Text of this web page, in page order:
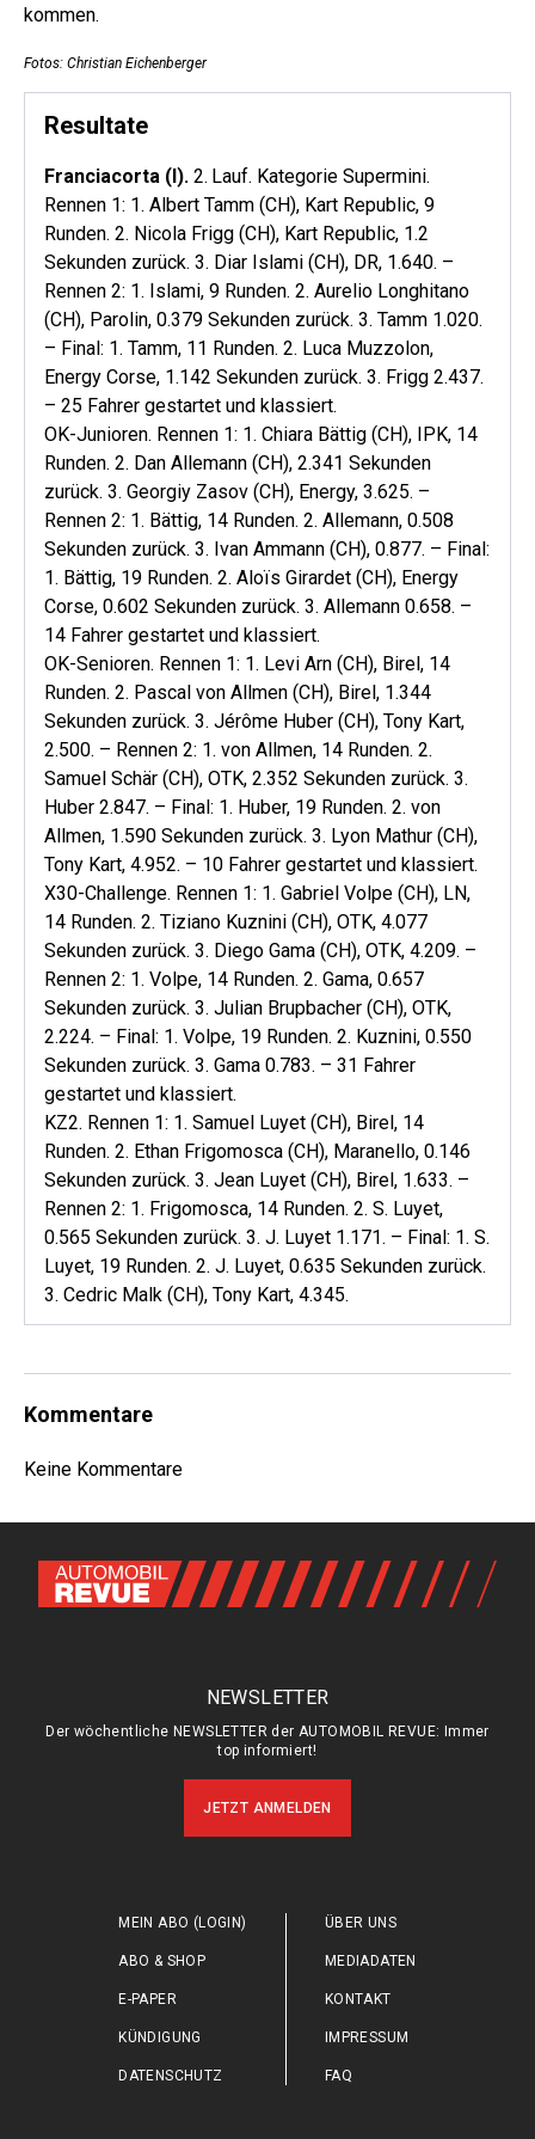
kommen.
Fotos: Christian Eichenberger
Resultate
Franciacorta (I). 2. Lauf. Kategorie Supermini.
Rennen 1: 1. Albert Tamm (CH), Kart Republic, 9
Runden. 2. Nicola Frigg (CH), Kart Republic, 1.2
Sekunden zurück. 3. Diar Islami (CH), DR, 1.640. –
Rennen 2: 1. Islami, 9 Runden. 2. Aurelio Longhitano
(CH), Parolin, 0.379 Sekunden zurück. 3. Tamm 1.020.
– Final: 1. Tamm, 11 Runden. 2. Luca Muzzolon,
Energy Corse, 1.142 Sekunden zurück. 3. Frigg 2.437.
– 25 Fahrer gestartet und klassiert.
OK-Junioren. Rennen 1: 1. Chiara Bättig (CH), IPK, 14
Runden. 2. Dan Allemann (CH), 2.341 Sekunden
zurück. 3. Georgiy Zasov (CH), Energy, 3.625. –
Rennen 2: 1. Bättig, 14 Runden. 2. Allemann, 0.508
Sekunden zurück. 3. Ivan Ammann (CH), 0.877. – Final:
1. Bättig, 19 Runden. 2. Aloïs Girardet (CH), Energy
Corse, 0.602 Sekunden zurück. 3. Allemann 0.658. –
14 Fahrer gestartet und klassiert.
OK-Senioren. Rennen 1: 1. Levi Arn (CH), Birel, 14
Runden. 2. Pascal von Allmen (CH), Birel, 1.344
Sekunden zurück. 3. Jérôme Huber (CH), Tony Kart,
2.500. – Rennen 2: 1. von Allmen, 14 Runden. 2.
Samuel Schär (CH), OTK, 2.352 Sekunden zurück. 3.
Huber 2.847. – Final: 1. Huber, 19 Runden. 2. von
Allmen, 1.590 Sekunden zurück. 3. Lyon Mathur (CH),
Tony Kart, 4.952. – 10 Fahrer gestartet und klassiert.
X30-Challenge. Rennen 1: 1. Gabriel Volpe (CH), LN,
14 Runden. 2. Tiziano Kuznini (CH), OTK, 4.077
Sekunden zurück. 3. Diego Gama (CH), OTK, 4.209. –
Rennen 2: 1. Volpe, 14 Runden. 2. Gama, 0.657
Sekunden zurück. 3. Julian Brupbacher (CH), OTK,
2.224. – Final: 1. Volpe, 19 Runden. 2. Kuznini, 0.550
Sekunden zurück. 3. Gama 0.783. – 31 Fahrer
gestartet und klassiert.
KZ2. Rennen 1: 1. Samuel Luyet (CH), Birel, 14
Runden. 2. Ethan Frigomosca (CH), Maranello, 0.146
Sekunden zurück. 3. Jean Luyet (CH), Birel, 1.633. –
Rennen 2: 1. Frigomosca, 14 Runden. 2. S. Luyet,
0.565 Sekunden zurück. 3. J. Luyet 1.171. – Final: 1. S.
Luyet, 19 Runden. 2. J. Luyet, 0.635 Sekunden zurück.
3. Cedric Malk (CH), Tony Kart, 4.345.
Kommentare
Keine Kommentare
NEWSLETTER
Der wöchentliche NEWSLETTER der AUTOMOBIL REVUE: Immer
top informiert!
JETZT ANMELDEN
MEIN ABO (LOGIN)
ABO & SHOP
E-PAPER
KÜNDIGUNG
DATENSCHUTZ
ÜBER UNS
MEDIADATEN
KONTAKT
IMPRESSUM
FAQ